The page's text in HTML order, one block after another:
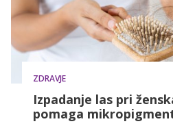
ZDRAVJE
Izpadanje las pri
pomaga